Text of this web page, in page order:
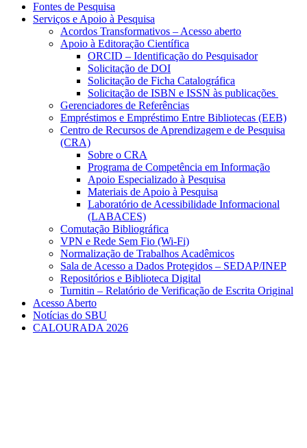
Fontes de Pesquisa
Serviços e Apoio à Pesquisa
Acordos Transformativos – Acesso aberto
Apoio à Editoração Científica
ORCID – Identificação do Pesquisador
Solicitação de DOI
Solicitação de Ficha Catalográfica
Solicitação de ISBN e ISSN às publicações
Gerenciadores de Referências
Empréstimos e Empréstimo Entre Bibliotecas (EEB)
Centro de Recursos de Aprendizagem e de Pesquisa
(CRA)
Sobre o CRA
Programa de Competência em Informação
Apoio Especializado à Pesquisa
Materiais de Apoio à Pesquisa
Laboratório de Acessibilidade Informacional
(LABACES)
Comutação Bibliográfica
VPN e Rede Sem Fio (Wi-Fi)
Normalização de Trabalhos Acadêmicos
Sala de Acesso a Dados Protegidos – SEDAP/INEP
Repositórios e Biblioteca Digital
Turnitin – Relatório de Verificação de Escrita Original
Acesso Aberto
Notícias do SBU
CALOURADA 2026